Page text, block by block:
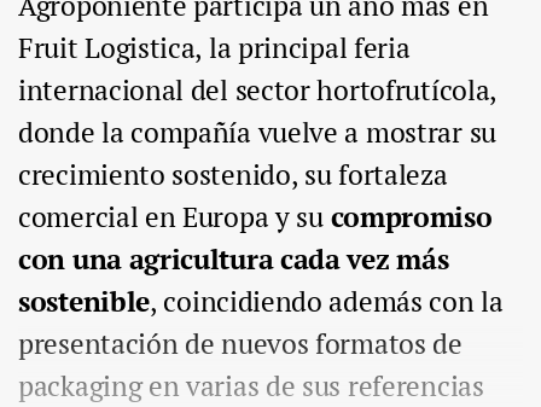
Fruit Logistica, la principal feria
internacional del sector hortofrutícola,
donde la compañía vuelve a mostrar su
crecimiento sostenido, su fortaleza
comercial en Europa y sucompromiso
con una agricultura cada vez más
sostenible, coincidiendo además con la
presentación de nuevos formatos de
packaging en varias de sus referencias